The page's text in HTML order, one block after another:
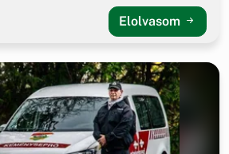
Elolvasom